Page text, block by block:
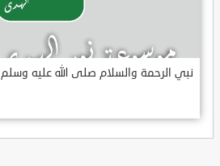
نبي الرحمة والسلام صلى الله عليه وسلم